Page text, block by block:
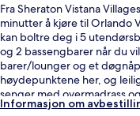
Fra Sheraton Vistana
minutter å kjøre til Orlando
kan boltre deg i 5
og 2 bassengbarer når du
barer/lounger og et
høydepunktene her, og
senger med overmadrass
den vennlige betjeningen
Informasjon om